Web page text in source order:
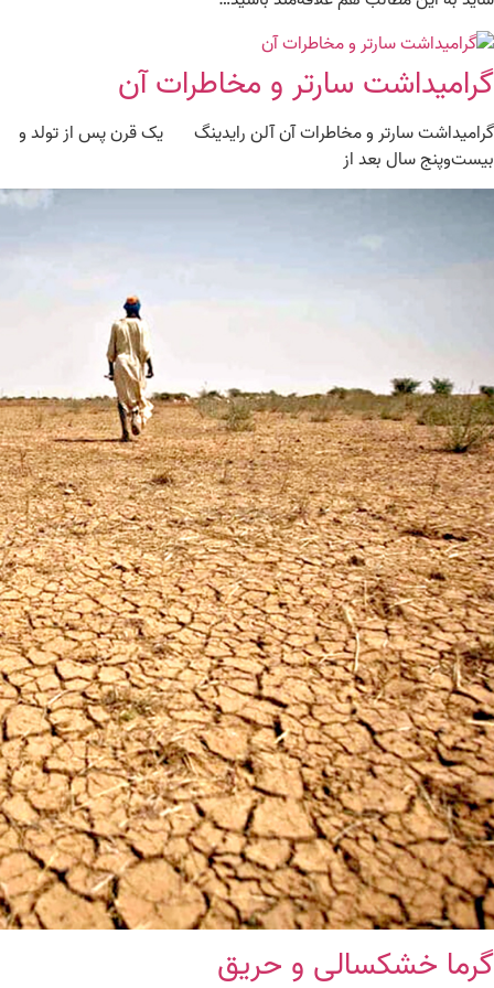
گرامیداشت سارتر و مخاطرات آن
گرامیداشت سارتر و مخاطرات آن آلن رایدینگ یک قرن پس از تولد و
بیست‌وپنج سال بعد از
گرما خشکسالی و حریق